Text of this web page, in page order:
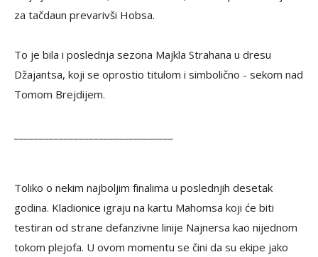
za tačdaun prevarivši Hobsa.
To je bila i poslednja sezona Majkla Strahana u dresu
Džajantsa, koji se oprostio titulom i simbolično - sekom nad
Tomom Brejdijem.
Toliko o nekim najboljim finalima u poslednjih desetak
godina. Kladionice igraju na kartu Mahomsa koji će biti
testiran od strane defanzivne linije Najnersa kao nijednom
tokom plejofa. U ovom momentu se čini da su ekipe jako